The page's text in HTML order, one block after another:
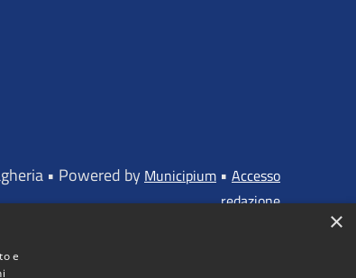
• Powered by Municipium • Accesso
redazione
×
e